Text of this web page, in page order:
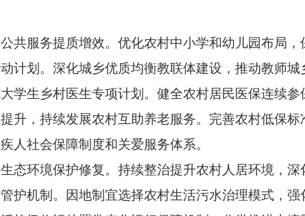
服务提质增效。优化农村中小学和幼儿园布局，
计划。深化城乡优质均衡教联体建设，推动教师
学生乡村医生专项计划。健全农村居民医保连续
升，持续发展农村互助养老服务。完善农村低保
人社会保障制度和关爱服务体系。
环境保护修复。持续整治提升农村人居环境，深
护机制。因地制宜选择农村生活污水治理模式，